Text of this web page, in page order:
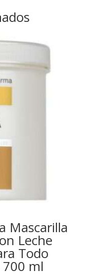
Mascarilla
Leche
Todo
700 ml